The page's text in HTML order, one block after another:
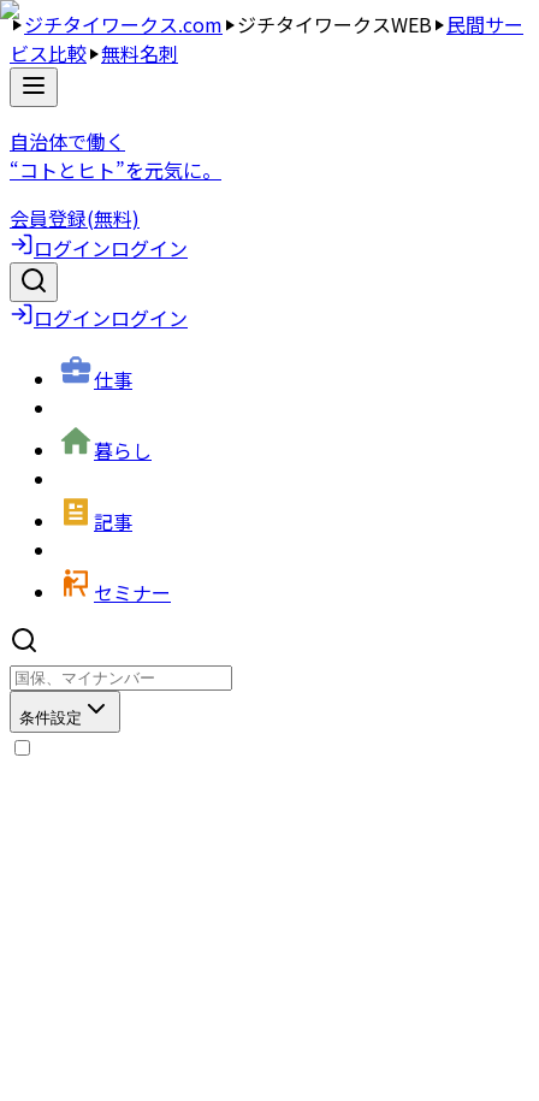
ジチタイワークス.com ジチタイワークスWEB 民間サー
ビス比較 無料名刺
自治体で働く
“コトとヒト”を元気に。
会員登録(無料)
ログインログイン
ログインログイン
仕事
暮らし
記事
セミナー
条件設定